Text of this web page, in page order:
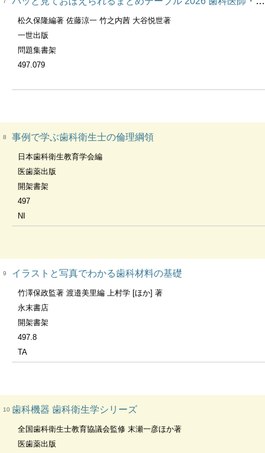
松久保隆編著 佐藤涼一 竹之内茜 大谷悦世著
一世出版
問題集書架
497.079
8 事例で学ぶ歯科衛生士の倫理綱領
日本歯科衛生教育学会編
医歯薬出版
開架書架
497
NI
9 イラストと写真でわかる歯科材料の基礎
竹澤保政監著 渡邉美里編 上村学 [ほか] 著
永末書店
開架書架
497.8
TA
10 歯科機器 歯科衛生学シリーズ
全国歯科衛生士教育協議会監修 末瀬一彦ほか著
医歯薬出版